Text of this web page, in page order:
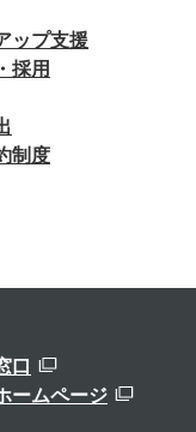
ップ支援
採用
制度
口
ームページ